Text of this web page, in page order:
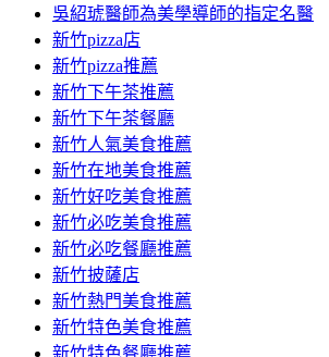
要
內
容
吳紹琥醫師為美學導師的指定名醫
新竹pizza店
新竹pizza推薦
新竹下午茶推薦
新竹下午茶餐廳
新竹人氣美食推薦
新竹在地美食推薦
新竹好吃美食推薦
新竹必吃美食推薦
新竹必吃餐廳推薦
新竹披薩店
新竹熱門美食推薦
新竹特色美食推薦
新竹特色餐廳推薦